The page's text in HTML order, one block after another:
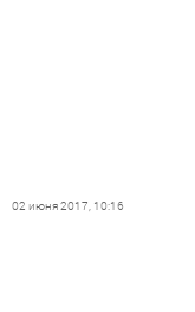
02 июня 2017, 10:16